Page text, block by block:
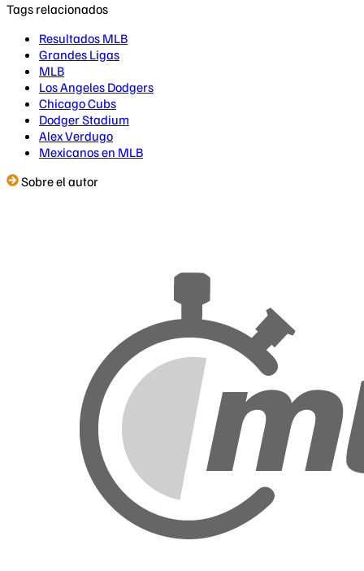
Tags relacionados
Resultados MLB
Grandes Ligas
MLB
Los Angeles Dodgers
Chicago Cubs
Dodger Stadium
Alex Verdugo
Mexicanos en MLB
Sobre el autor